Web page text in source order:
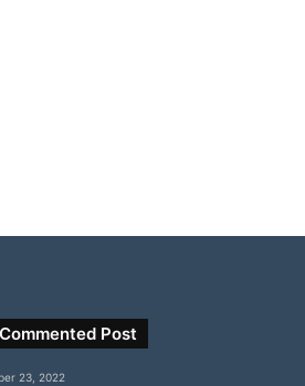
Post
23, 2022